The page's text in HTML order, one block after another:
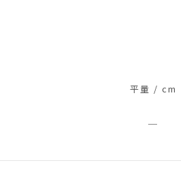
平量 / cm